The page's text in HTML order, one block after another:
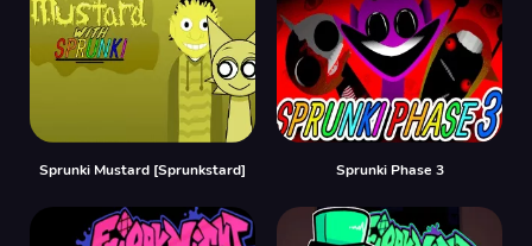
Sprunki Mustard [Sprunkstard] Sprunki Phase 3